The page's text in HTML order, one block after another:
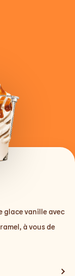
glace vanille avec
à vous de